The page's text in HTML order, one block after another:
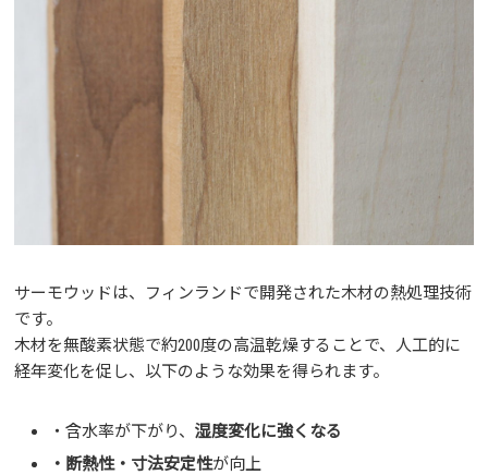
サーモウッドは、フィンランドで開発された木材の熱処理技術
です。
木材を無酸素状態で約200度の高温乾燥することで、人工的に
経年変化を促し、以下のような効果を得られます。
・含水率が下がり、 湿度変化に強くなる
・断熱性・寸法安定性が向上